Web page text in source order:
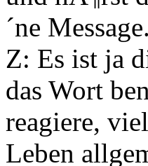
´ne
Z: Es ist ja
das Wort
reagiere,
Leben